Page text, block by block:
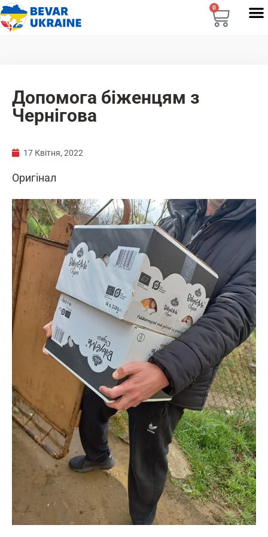
0
Допомога біженцям з
Чернігова
17 Квітня, 2022
Оригінал